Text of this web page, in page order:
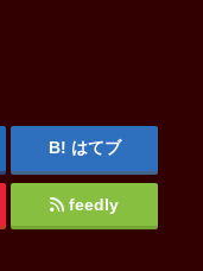
はてブ
feedly